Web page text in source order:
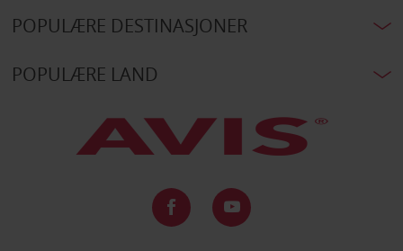
POPULÆRE DESTINASJONER
POPULÆRE LAND